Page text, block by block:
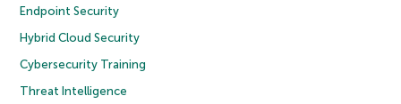
Endpoint Security
Hybrid Cloud Security
Cybersecurity Training
Threat Intelligence